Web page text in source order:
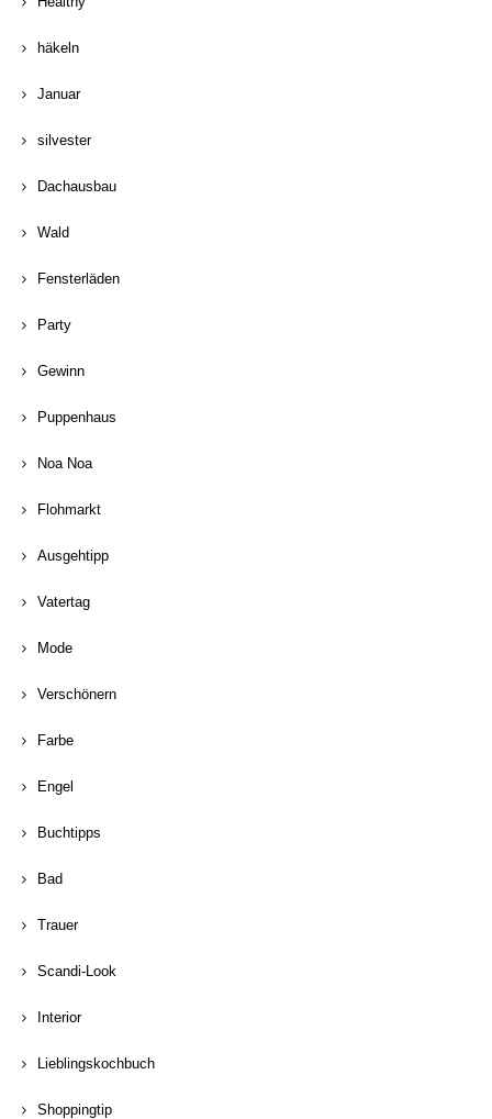
häkeln
Januar
silvester
Dachausbau
Wald
Fensterläden
Party
Gewinn
Puppenhaus
Noa Noa
Flohmarkt
Ausgehtipp
Vatertag
Mode
Verschönern
Farbe
Engel
Buchtipps
Bad
Trauer
Scandi-Look
Interior
Lieblingskochbuch
Shoppingtip